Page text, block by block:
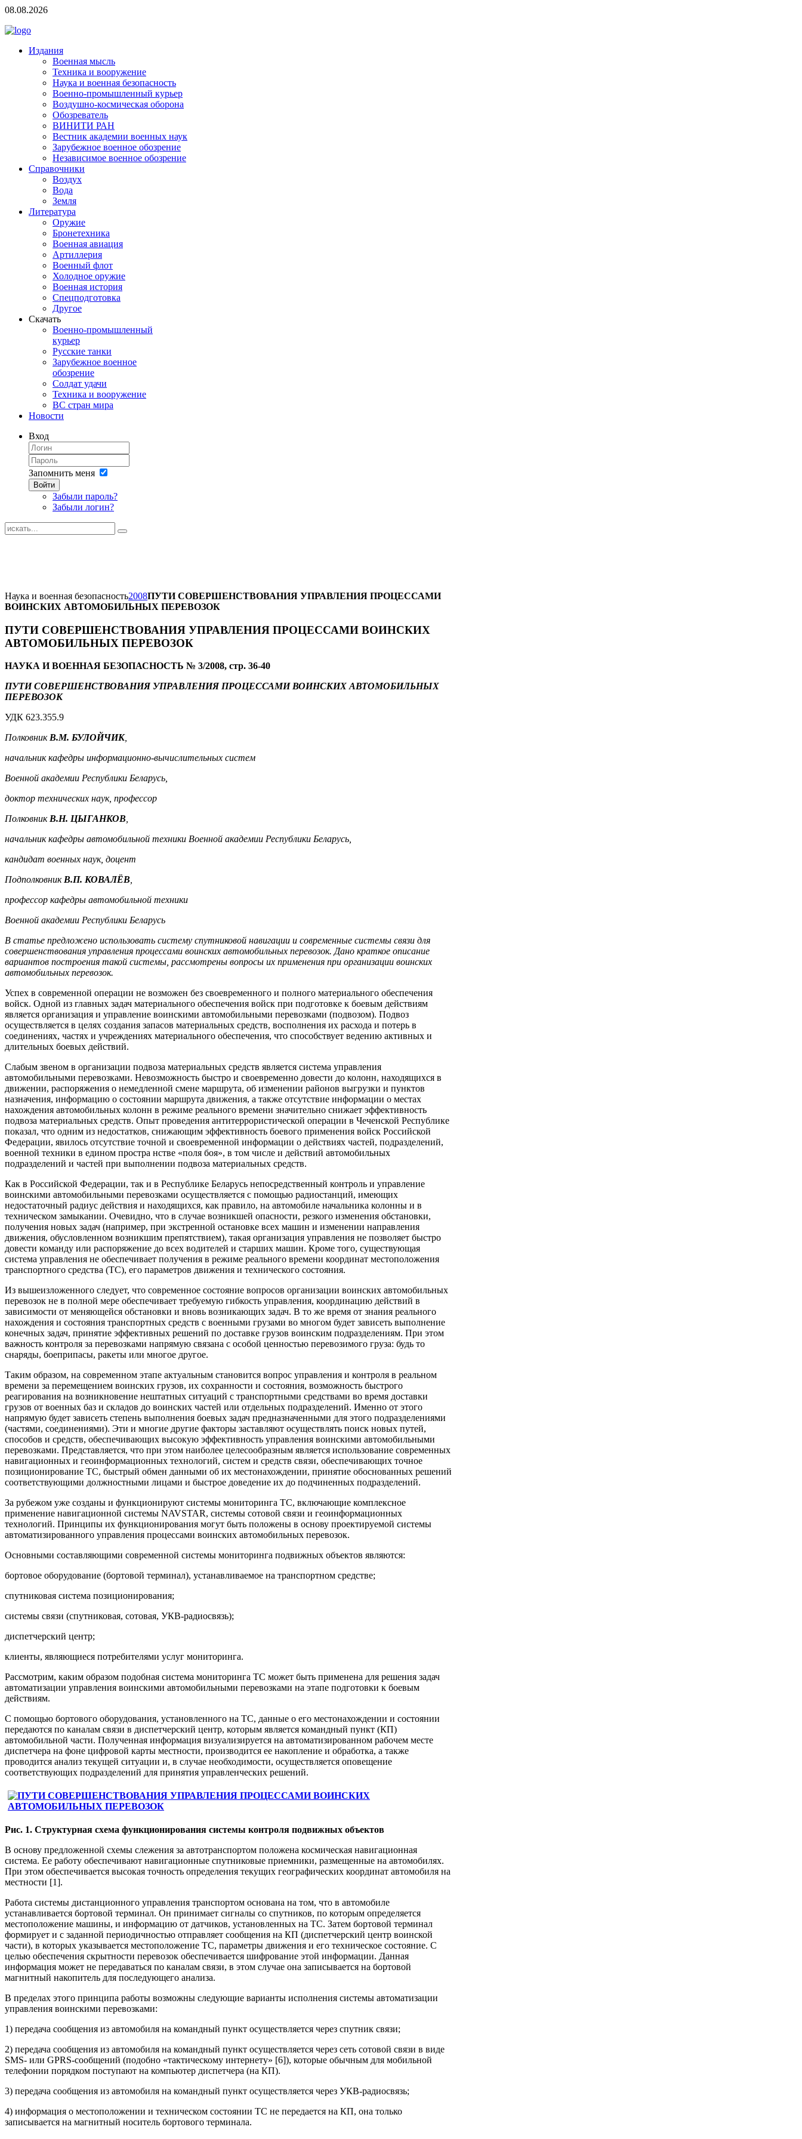
08.08.2026
Издания
Военная мысль
Техника и вооружение
Наука и военная безопасность
Военно-промышленный курьер
Воздушно-космическая оборона
Обозреватель
ВИНИТИ РАН
Вестник академии военных наук
Зарубежное военное обозрение
Независимое военное обозрение
Справочники
Воздух
Вода
Земля
Литература
Оружие
Бронетехника
Военная авиация
Артиллерия
Военный флот
Холодное оружие
Военная история
Спецподготовка
Другое
Скачать
Военно-промышленный
курьер
Русские танки
Зарубежное военное
обозрение
Солдат удачи
Техника и вооружение
ВС стран мира
Новости
Вход
Запомнить меня
Войти
Забыли пароль?
Забыли логин?
Наука и военная безопасность2008ПУТИ СОВЕРШЕНСТВОВАНИЯ УПРАВЛЕНИЯ ПРОЦЕССАМИ
ВОИНСКИХ АВТОМОБИЛЬНЫХ ПЕРЕВОЗОК
ПУТИ СОВЕРШЕНСТВОВАНИЯ УПРАВЛЕНИЯ ПРОЦЕССАМИ ВОИНСКИХ
АВТОМОБИЛЬНЫХ ПЕРЕВОЗОК
НАУКА И ВОЕННАЯ БЕЗОПАСНОСТЬ № 3/2008, стр. 36-40
ПУТИ СОВЕРШЕНСТВОВАНИЯ УПРАВЛЕНИЯ ПРОЦЕССАМИ ВОИНСКИХ АВТОМОБИЛЬНЫХ
ПЕРЕВОЗОК
УДК 623.355.9
ПолковникВ.М. БУЛОЙЧИК,
начальник кафедры информационно-вычислительных систем
Военной академии Республики Беларусь,
доктор технических наук, профессор
ПолковникВ.Н. ЦЫГАНКОВ,
начальник кафедры автомобильной техники Военной академии Республики Беларусь,
кандидат военных наук, доцент
ПодполковникВ.П. КОВАЛЁВ,
профессор кафедры автомобильной техники
Военной академии Республики Беларусь
В статье предложено использовать систему спутниковой навигации и современные системы связи для
совершенствования управления процессами воинских автомобильных перевозок. Дано краткое описание
вариантов построения такой системы, рассмотрены вопросы их применения при организации воинских
автомобильных перевозок.
Успех в современной операции не возможен без своевременного и полного материального обеспечения
войск. Одной из главных задач материального обеспечения войск при подготовке к боевым действиям
является организация и управление воинскими автомобильными перевозками (подвозом). Подвоз
осуществляется в целях создания запасов материальных средств, восполнения их расхода и потерь в
соединениях, частях и учреждениях материального обеспечения, что способствует ведению активных и
длительных боевых действий.
Слабым звеном в организации подвоза материальных средств является система управления
автомобильными перевозками. Невозможность быстро и своевременно довести до колонн, находящихся в
движении, распоряжения о немедленной смене маршрута, об изменении районов выгрузки и пунктов
назначения, информацию о состоянии маршрута движения, а также отсутствие информации о местах
нахождения автомобильных колонн в режиме реального времени значительно снижает эффективность
подвоза материальных средств. Опыт проведения антитеррористической операции в Чеченской Республике
показал, что одним из недостатков, снижающим эффективность боевого применения войск Российской
Федерации, явилось отсутствие точной и своевременной информации о действиях частей, подразделений,
военной техники в едином простра нстве «поля боя», в том числе и действий автомобильных
подразделений и частей при выполнении подвоза материальных средств.
Как в Российской Федерации, так и в Республике Беларусь непосредственный контроль и управление
воинскими автомобильными перевозками осуществляется с помощью радиостанций, имеющих
недостаточный радиус действия и находящихся, как правило, на автомобиле начальника колонны и в
техническом замыкании. Очевидно, что в случае возникшей опасности, резкого изменения обстановки,
получения новых задач (например, при экстренной остановке всех машин и изменении направления
движения, обусловленном возникшим препятствием), такая организация управления не позволяет быстро
довести команду или распоряжение до всех водителей и старших машин. Кроме того, существующая
система управления не обеспечивает получения в режиме реального времени координат местоположения
транспортного средства (ТС), его параметров движения и технического состояния.
Из вышеизложенного следует, что современное состояние вопросов организации воинских автомобильных
перевозок не в полной мере обеспечивает требуемую гибкость управления, координацию действий в
зависимости от меняющейся обстановки и вновь возникающих задач. В то же время от знания реального
нахождения и состояния транспортных средств с военными грузами во многом будет зависеть выполнение
конечных задач, принятие эффективных решений по доставке грузов воинским подразделениям. При этом
важность контроля за перевозками напрямую связана с особой ценностью перевозимого груза: будь то
снаряды, боеприпасы, ракеты или многое другое.
Таким образом, на современном этапе актуальным становится вопрос управления и контроля в реальном
времени за перемещением воинских грузов, их сохранности и состояния, возможность быстрого
реагирования на возникновение нештатных ситуаций с транспортными средствами во время доставки
грузов от военных баз и складов до воинских частей или отдельных подразделений. Именно от этого
напрямую будет зависеть степень выполнения боевых задач предназначенными для этого подразделениями
(частями, соединениями). Эти и многие другие факторы заставляют осуществлять поиск новых путей,
способов и средств, обеспечивающих высокую эффективность управления воинскими автомобильными
перевозками. Представляется, что при этом наиболее целесообразным является использование современных
навигационных и геоинформационных технологий, систем и средств связи, обеспечивающих точное
позиционирование ТС, быстрый обмен данными об их местонахождении, принятие обоснованных решений
соответствующими должностными лицами и быстрое доведение их до подчиненных подразделений.
За рубежом уже созданы и функционируют системы мониторинга ТС, включающие комплексное
применение навигационной системы NAVSTAR, системы сотовой связи и геоинформационных
технологий. Принципы их функционирования могут быть положены в основу проектируемой системы
автоматизированного управления процессами воинских автомобильных перевозок.
Основными составляющими современной системы мониторинга подвижных объектов являются:
бортовое оборудование (бортовой терминал), устанавливаемое на транспортном средстве;
спутниковая система позиционирования;
системы связи (спутниковая, сотовая, УКВ-радиосвязь);
диспетчерский центр;
клиенты, являющиеся потребителями услуг мониторинга.
Рассмотрим, каким образом подобная система мониторинга ТС может быть применена для решения задач
автоматизации управления воинскими автомобильными перевозками на этапе подготовки к боевым
действиям.
С помощью бортового оборудования, установленного на ТС, данные о его местонахождении и состоянии
передаются по каналам связи в диспетчерский центр, которым является командный пункт (КП)
автомобильной части. Полученная информация визуализируется на автоматизированном рабочем месте
диспетчера на фоне цифровой карты местности, производится ее накопление и обработка, а также
проводится анализ текущей ситуации и, в случае необходимости, осуществляется оповещение
соответствующих подразделений для принятия управленческих решений.
Рис. 1. Структурная схема функционирования системы контроля подвижных объектов
В основу предложенной схемы слежения за автотранспортом положена космическая навигационная
система. Ее работу обеспечивают навигационные спутниковые приемники, размещенные на автомобилях.
При этом обеспечивается высокая точность определения текущих географических координат автомобиля на
местности [1].
Работа системы дистанционного управления транспортом основана на том, что в автомобиле
устанавливается бортовой терминал. Он принимает сигналы со спутников, по которым определяется
местоположение машины, и информацию от датчиков, установленных на ТС. Затем бортовой терминал
формирует и с заданной периодичностью отправляет сообщения на КП (диспетчерский центр воинской
части), в которых указывается местоположение ТС, параметры движения и его техническое состояние. С
целью обеспечения скрытности перевозок обеспечивается шифрование этой информации. Данная
информация может не передаваться по каналам связи, в этом случае она записывается на бортовой
магнитный накопитель для последующего анализа.
В пределах этого принципа работы возможны следующие варианты исполнения системы автоматизации
управления воинскими перевозками:
1) передача сообщения из автомобиля на командный пункт осуществляется через спутник связи;
2) передача сообщения из автомобиля на командный пункт осуществляется через сеть сотовой связи в виде
SMS- или GPRS-сообщений (подобно «тактическому интернету» [6]), которые обычным для мобильной
телефонии порядком поступают на компьютер диспетчера (на КП).
3) передача сообщения из автомобиля на командный пункт осуществляется через УКВ-радиосвязь;
4) информация о местоположении и техническом состоянии ТС не передается на КП, она только
записывается на магнитный носитель бортового терминала.